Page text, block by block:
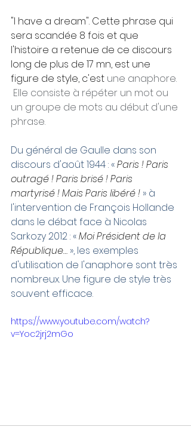
"I have a dream". Cette phrase qui
sera scandée 8 fois et que
l'histoire a retenue de ce discours
long de plus de 17 mn, est une
figure de style, c'est une anaphore.
Elle consiste à répéter un mot ou
un groupe de mots au début d'une
phrase.
Du général de Gaulle dans son
discours d'août 1944 : « Paris ! Paris
outragé ! Paris brisé ! Paris
martyrisé ! Mais Paris libéré ! » à
l'intervention de François Hollande
dans le débat face à Nicolas
Sarkozy 2012 : « Moi Président de la
République… », les exemples
d'utilisation de l'anaphore sont très
nombreux. Une figure de style très
souvent efficace.
https://www.youtube.com/watch?
v=Yoc2jrj2mGo